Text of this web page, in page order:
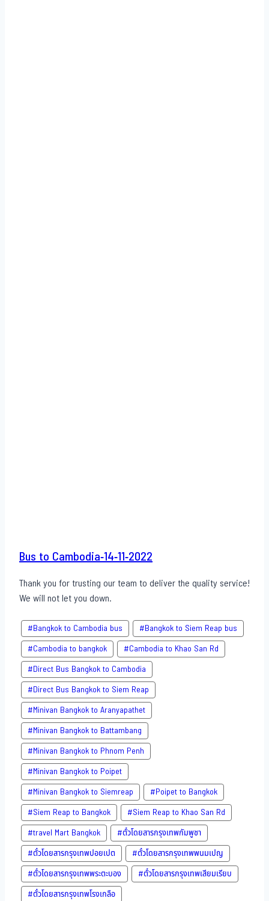
Bus to Cambodia-14-11-2022
Thank you for trusting our team to deliver the quality service!
We will not let you down.
#Bangkok to Cambodia bus
#Bangkok to Siem Reap bus
#Cambodia to bangkok
#Cambodia to Khao San​ Rd
#Direct​ Bus Bangkok to Cambodia
#Direct​ Bus Bangkok to Siem Reap
#Minivan Bangkok to​ Aranyapathet​
#Minivan​ Bangkok to Battambang
#Minivan Bangkok to Phnom Penh
#Minivan Bangkok to Poipet
#Minivan Bangkok to Siemreap
#Poipet to Bangkok
#Siem Reap to Bangkok
#Siem Reap to Khao San​ Rd
#travel Mart Bangkok
#ตั๋วโดยสารกรุงเทพกัมพูชา
#ตั๋วโดยสารกรุงเทพปอยเปต
#ตั๋วโดยสารกรุงเทพพนมเปญ
#ตั๋วโดยสารกรุงเทพพระตะบอง
#ตั๋วโดยสารกรุงเทพเสียมเรียบ
#ตั๋วโดยสารกรุงเทพโรงเกลือ